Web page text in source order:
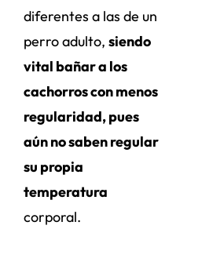
diferentes a las de un
perro adulto, siendo
vital bañar a los
cachorros con menos
regularidad, pues
aún no saben regular
su propia
temperatura
corporal.